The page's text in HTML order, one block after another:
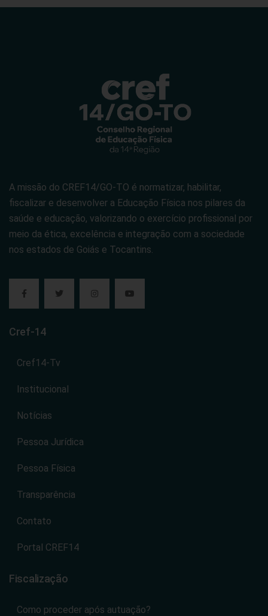
A missão do CREF14/GO-TO é normatizar, habilitar,
fiscalizar e desenvolver a Educação Física nos pilares da
saúde e educação, valorizando o exercício profissional por
meio da ética, excelência e integração com a sociedade
nos estados de Goiás e Tocantins.
Cref-14
Cref14-Tv
Institucional
Notícias
Pessoa Jurídica
Pessoa Física
Transparência
Contato
Portal CREF14
Fiscalização
Como proceder após autuação?